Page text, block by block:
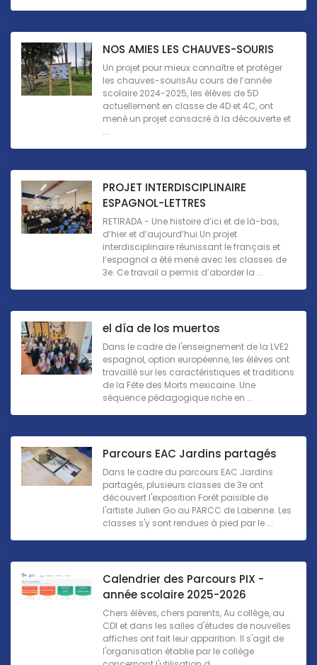
NOS AMIES LES CHAUVES-SOURIS
Un projet pour mieux connaître et protéger
les chauves-sourisAu cours de l’année
scolaire 2024-2025, les élèves de 5D
actuellement en classe de 4D et 4C, ont
mené un projet consacré à la découverte et
...
PROJET INTERDISCIPLINAIRE
ESPAGNOL-LETTRES
RETIRADA - Une histoire d’ici et de là-bas,
d’hier et d’aujourd’hui.Un projet
interdisciplinaire réunissant le français et
l’espagnol a été mené avec les classes de
3e. Ce travail a permis d’aborder la ...
el día de los muertos
Dans le cadre de l'enseignement de la LVE2
espagnol, option européenne, les élèves ont
travaillé sur les caractéristiques et traditions
de la Fête des Morts mexicaine. Une
séquence pédagogique riche en ...
Parcours EAC Jardins partagés
Dans le cadre du parcours EAC Jardins
partagés, plusieurs classes de 3e ont
découvert l'exposition Forêt paisible de
l'artiste Julien Go au PARCC de Labenne. Les
classes s'y sont rendues à pied par le ...
Calendrier des Parcours PIX -
année scolaire 2025-2026
Chers élèves, chers parents, Au collège, au
CDI et dans les salles d'études de nouvelles
affiches ont fait leur apparition. Il s'agit de
l'organisation établie par le collège